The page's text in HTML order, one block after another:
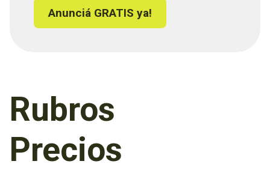
Anunciá GRATIS ya!
Rubros
Precios